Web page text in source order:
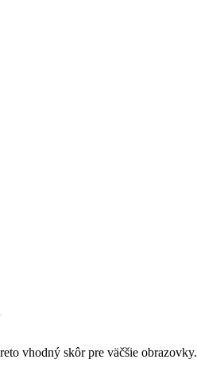
vhodný skôr pre väčšie obrazovky.